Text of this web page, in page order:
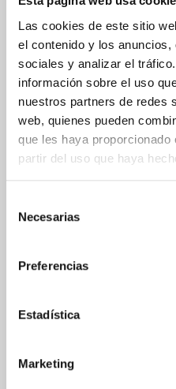
Las cookies de este sitio
el contenido y los
sociales y analizar el
información sobre el uso
nuestros partners de redes
web, quienes pueden
que les haya proporcionado
partir del uso que haya
Necesarias
Preferencias
Estadística
Marketing
Noticias
Pedro
necesario
haya
Pedro Piqueras no se
aniversario del
En ella, el periodista...
Blog